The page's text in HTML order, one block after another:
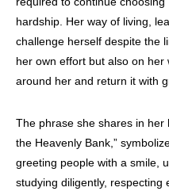
hardship. Her way of living,
challenge herself despite the
her own effort but also on
around her and return it with
The phrase she shares in her
the Heavenly Bank,”
greeting people with a smile,
studying diligently, respecting